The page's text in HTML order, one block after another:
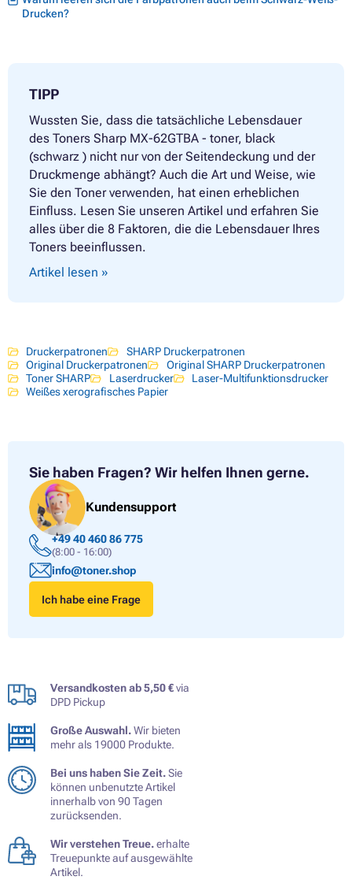
Drucken?
TIPP
Wussten Sie, dass die tatsächliche Lebensdauer
des Toners Sharp MX-62GTBA - toner, black
(schwarz ) nicht nur von der Seitendeckung und der
Druckmenge abhängt? Auch die Art und Weise, wie
Sie den Toner verwenden, hat einen erheblichen
Einfluss. Lesen Sie unseren Artikel und erfahren Sie
alles über die 8 Faktoren, die die Lebensdauer Ihres
Toners beeinflussen.
Artikel lesen »
Druckerpatronen
SHARP Druckerpatronen
Original Druckerpatronen
Original SHARP Druckerpatronen
Toner SHARP
Laserdrucker
Laser-Multifunktionsdrucker
Weißes xerografisches Papier
Sie haben Fragen? Wir helfen Ihnen gerne.
Kundensupport
+49 40 460 86 775
(8:00 - 16:00)
info@toner.shop
Ich habe eine Frage
Versandkosten ab 5,50 €via
DPD Pickup
Große Auswahl.Wir bieten
mehr als 19000 Produkte.
Bei uns haben Sie Zeit.Sie
können unbenutzte Artikel
innerhalb von 90 Tagen
zurücksenden.
Wir verstehen Treue.erhalte
Treuepunkte auf ausgewählte
Artikel.